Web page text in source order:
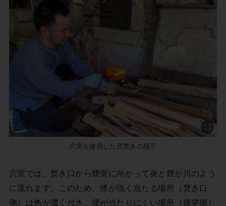
穴窯を使用した窯焚きの様子
穴窯では、焚き口から煙突に向かって炎と煙が川のよう
に流れます。このため、煙が強く当たる場所（焚き口
側）は色が濃く付き、煙が当たりにくい場所（煙突側）